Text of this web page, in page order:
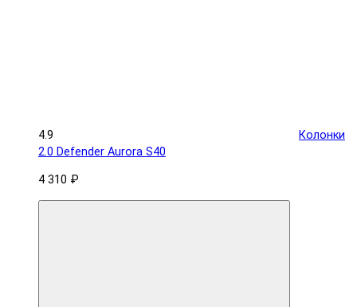
4.9
Колонки
2.0 Defender Aurora S40
4 310 ₽